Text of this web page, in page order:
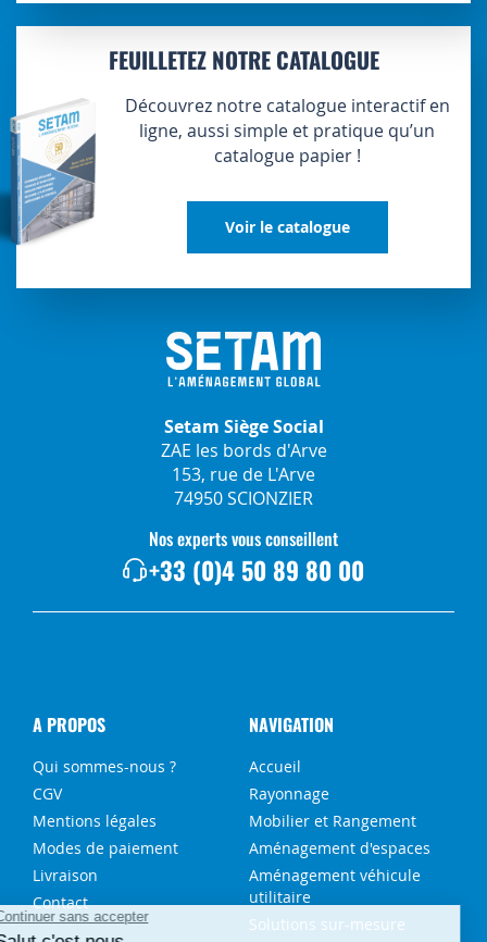
FEUILLETEZ NOTRE CATALOGUE
Découvrez notre catalogue interactif en
ligne, aussi simple et pratique qu’un
catalogue papier !
Voir le catalogue
Setam Siège Social
ZAE les bords d'Arve
153, rue de L'Arve
74950 SCIONZIER
Nos experts vous conseillent
+33 (0)4 50 89 80 00
A PROPOS
Qui sommes-nous ?
CGV
Mentions légales
Modes de paiement
Livraison
Contact
NAVIGATION
Accueil
Rayonnage
Mobilier et Rangement
Aménagement d'espaces
Aménagement véhicule
utilitaire
Solutions sur-mesure